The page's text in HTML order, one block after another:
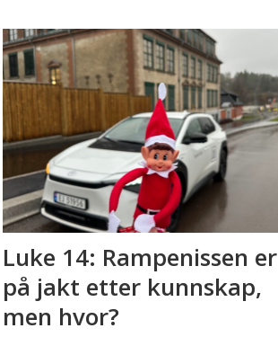
Luke 14: Rampenissen er
på jakt etter kunnskap,
men hvor?